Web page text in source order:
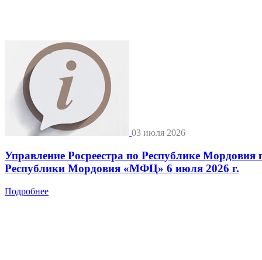
03 июля 2026
Управление Росреестра по Республике
Республики Мордовия «МФЦ» 6 июля 2026 г.
Подробнее